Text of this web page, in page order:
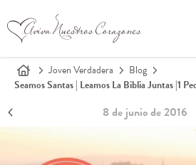
Joven Verdadera
Blog
Seamos Santas | Leamos La Biblia Juntas |1
8 de junio de 2016